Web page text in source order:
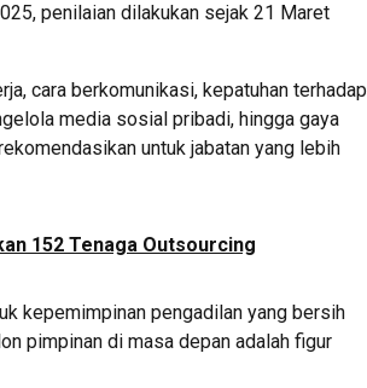
penilaian dilakukan sejak 21 Maret
cara berkomunikasi, kepatuhan terhadap
media sosial pribadi, hingga gaya
untuk jabatan yang lebih
152 Tenaga Outsourcing
kepemimpinan pengadilan yang bersih
pimpinan di masa depan adalah figur